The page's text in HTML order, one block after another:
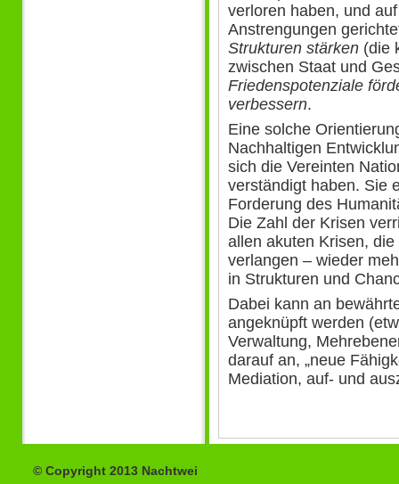
verloren haben, und
Anstrengungen
Strukturen stärken (die
zwischen Staat und
Friedenspotenziale
verbessern.
Eine solche
Nachhaltigen
sich die Vereinten
verständigt haben. Sie
Forderung des
Die Zahl der Krisen
allen akuten Krisen,
verlangen – wieder
in Strukturen und
Dabei kann an
angeknüpft werden
Verwaltung,
darauf an, „neue
Mediation, auf- und
© Copyright 2013 Nachtwei